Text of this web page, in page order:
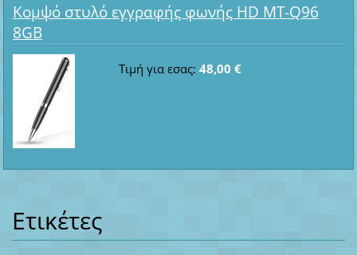
Κομψό στυλό εγγραφής φωνής HD MT-Q96
8GB
Τιμή για εσας: 48,00 €
Ετικέτες